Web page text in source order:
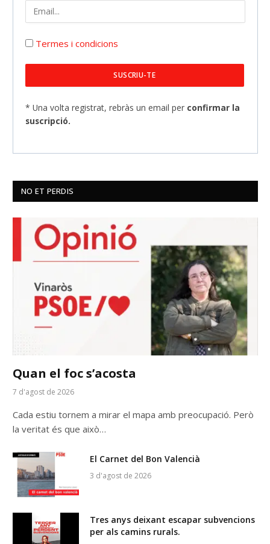
Termes i condicions
* Una volta registrat, rebràs un email per confirmar la
suscripció.
NO ET PERDIS
Quan el foc s’acosta
7 d'agost de 2026
Cada estiu tornem a mirar el mapa amb preocupació. Però
la veritat és que això…
El Carnet del Bon Valencià
3 d'agost de 2026
Tres anys deixant escapar subvencions
per als camins rurals.